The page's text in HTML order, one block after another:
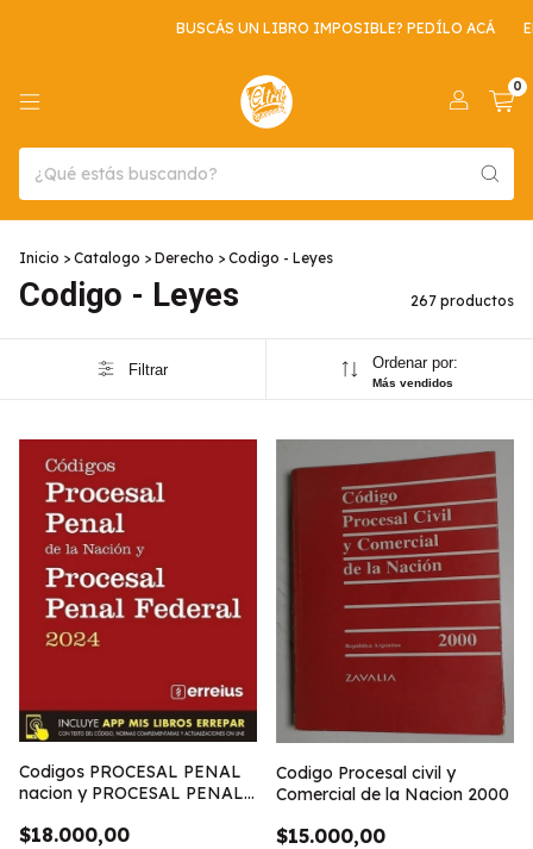
BUSCÁS UN LIBRO IMPOSIBLE? PEDÍLO ACÁ ENVIO GRATIS POR
0
Inicio > Catalogo > Derecho > Codigo - Leyes
Codigo - Leyes 267 productos
Filtrar Ordenar por:
Más vendidos
Codigos PROCESAL PENAL
nacion y PROCESAL PENAL
$18.000,00
Codigo Procesal civil y
Comercial de la Nacion 2000
$15.000,00